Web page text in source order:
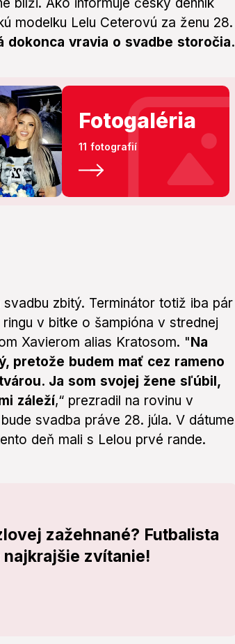
blíži. Ako informuje český denník
modelku Lelu Ceterovú za ženu 28.
dokonca vravia o svadbe storočia.
Fotogaléria
11 fotografií
zbitý. Terminátor totiž iba pár
v bitke o šampióna v strednej
Xavierom alias Kratosom. "Na
pretože budem mať cez rameno
Ja som svojej žene sľúbil,
záleží,“ prezradil na rovinu v
svadba práve 28. júla. V dátume
deň mali s Lelou prvé rande.
zažehnané? Futbalista
najkrajšie zvítanie!